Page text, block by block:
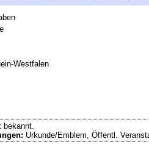
Westfalen
bekannt.
Urkunde/Emblem, Öffentl.